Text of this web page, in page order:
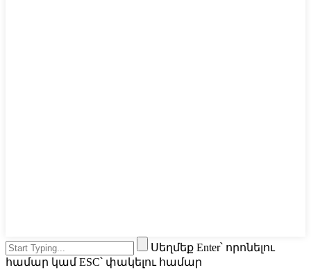
Սեղմեք Enter՝ որոնելու
համար կամ ESC՝ փակելու համար